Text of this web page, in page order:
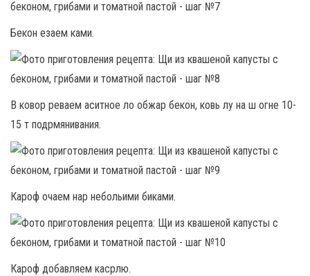
Бекон езаем ками.
В ковор реваем аситное ло обжар бекон, ковь лу на ш огне 10-
15 т подрмянивания.
Кароф очаем нар небольими биками.
Кароф добавляем касрлю.